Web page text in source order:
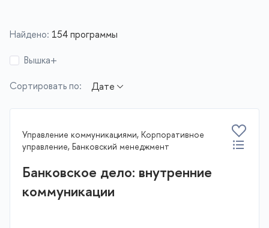
Найдено: 154 программы
Вышка+
Сортировать по:
Управление коммуникациями, Корпоративное
управление, Банковский менеджмент
Банковское дело: внутренние
коммуникации